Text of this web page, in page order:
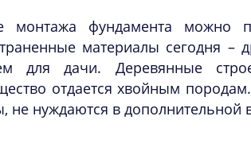
монтажа фундамента можно
материалы сегодня –
для дачи. Деревянные
отдается хвойным
не нуждаются в дополнительной